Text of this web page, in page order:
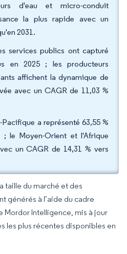
d'eau et micro-conduit
la plus rapide avec un
2031.
services publics ont capturé
en 2025 ; les producteurs
affichent la dynamique de
avec un CAGR de 11,03 %
a représenté 63,55 %
; le Moyen-Orient et l'Afrique
un CAGR de 14,31 % vers
taille du marché et des
générés à l’aide du cadre
Mordor Intelligence, mis à jour
les plus récentes disponibles en